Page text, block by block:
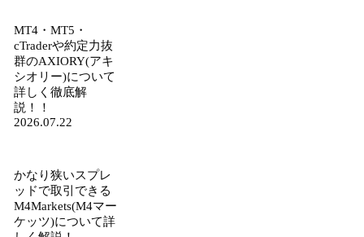
MT4・MT5・
cTraderや約定力抜
群のAXIORY(アキ
シオリー)について
詳しく徹底解
説！！
2026.07.22
かなり狭いスプレ
ッドで取引できる
M4Markets(M4マー
ケッツ)について詳